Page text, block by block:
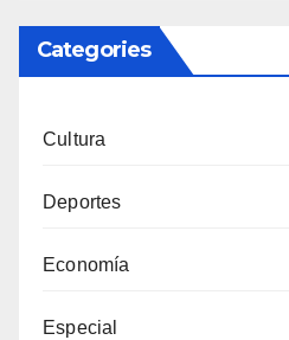
Categories
Cultura
Deportes
Economía
Especial